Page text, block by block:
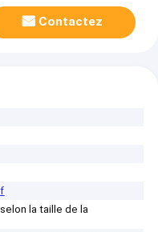
Contactez
la taille de la